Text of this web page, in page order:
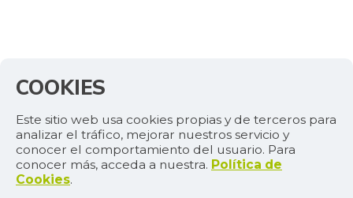
COOKIES
Este sitio web usa cookies propias y de terceros para
analizar el tráfico, mejorar nuestros servicio y
conocer el comportamiento del usuario. Para
conocer más, acceda a nuestra. Política de
Cookies.